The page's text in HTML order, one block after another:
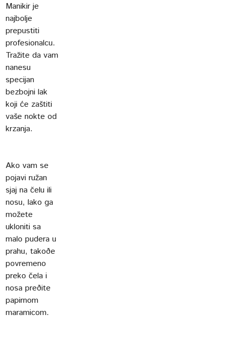
Manikir je
najbolje
prepustiti
profesionalcu.
Tražite da vam
nanesu
specijan
bezbojni lak
koji će zaštiti
vaše nokte od
krzanja.
Ako vam se
pojavi ružan
sjaj na čelu ili
nosu, lako ga
možete
ukloniti sa
malo pudera u
prahu, takoðe
povremeno
preko čela i
nosa preðite
papirnom
maramicom.